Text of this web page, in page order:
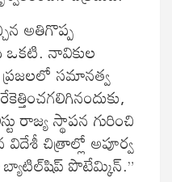
అతిగొప్ప
నావికుల
ప్రజలలో సమానత్వ
స్థాపన గురించి
చిత్రాల్లో అపూర్వ
బ్యాటిల్‍షిప్‍ పొటేమ్కిన్‍.”